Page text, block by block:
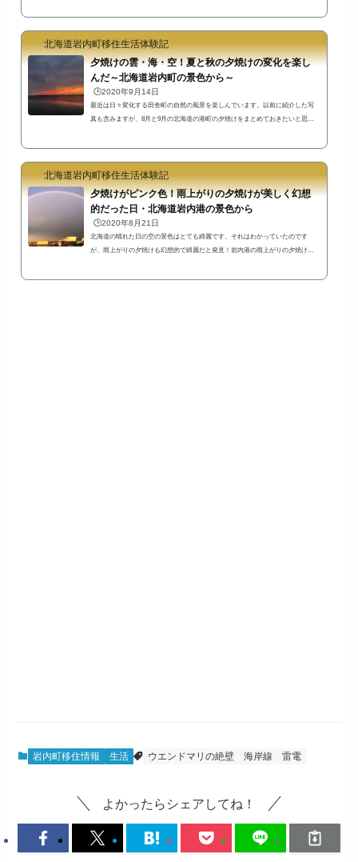
るような距離にこれだけの環境があったら、ワンダーランドのようですね(^^)
江戸時代開基の町の歴史や大火の歴史資料をまとめた岩内町郷土館岩内町は江
戸時代か...
北海道岩内町移住生活体験記
夕焼けの雲・海・空！夏と秋の夕焼けの変化を楽し
んだ～北海道岩内町の景色から～
🕒️2020年9月14日
最近は日々変化する田舎町の自然の風景を楽しんでいます。以前に紹介した写
真も含みますが、8月と9月の北海道の港町の夕焼けをまとめておきたいと思い
のある岩内港新港東埠頭ではもっと濃い色の景色が幻想的でした。↓ピンク色の
雲の迫力がすごかった景色。昔は東京の実家近くでも遠くまで空を見ることが
でき...
北海道岩内町移住生活体験記
夕焼けがピンク色！雨上がりの夕焼けが美しく幻想
的だった日・北海道岩内港の景色から
🕒️2020年8月21日
北海道の晴れた日の空の景色はとても綺麗です。それはわかっていたのです
が、雨上がりの夕焼けも幻想的で綺麗だと発見！岩内港の雨上がりの夕焼け
岩内町移住情報 生活 ウエンドマリの絶壁 海岸線 雷電
よかったらシェアしてね！